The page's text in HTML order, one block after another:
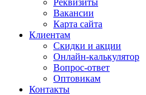
Реквизиты
Вакансии
Карта сайта
Клиентам
Скидки и акции
Онлайн-калькулятор
Вопрос-ответ
Оптовикам
Контакты